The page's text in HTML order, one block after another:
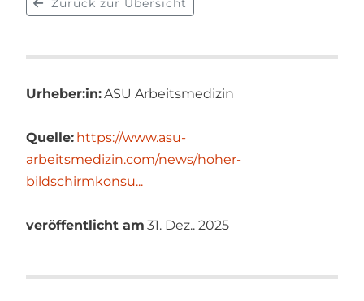
Zurück zur Übersicht
Urheber:in:ASU Arbeitsmedizin
Quelle: https://www.asu-
arbeitsmedizin.com/news/hoher-
bildschirmkonsu...
veröffentlicht am 31. Dez.. 2025